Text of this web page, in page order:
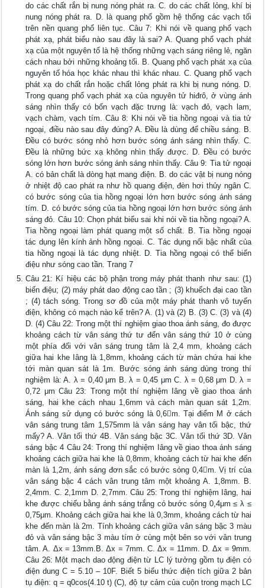
do các chất rắn bị nung nóng phát ra. C. do các chất lỏng, khí bị
nung nóng phát ra. D. là quang phổ gồm hệ thống các vạch tối
trên nền quang phổ liên tục. Câu 7: Khi nói về quang phổ vạch
phát xạ, phát biểu nào sau đây là sai? A. Quang phổ vạch phát
xạ của một nguyên tố là hệ thống những vạch sáng riêng lẻ, ngăn
cách nhau bởi những khoảng tối. B. Quang phổ vạch phát xạ của
nguyên tố hóa học khác nhau thì khác nhau. C. Quang phổ vạch
phát xạ do chất rắn hoặc chất lỏng phát ra khi bị nung nóng. D.
Trong quang phổ vạch phát xạ của nguyên tử hiđrô, ở vùng ánh
sáng nhìn thấy có bốn vạch đặc trưng là: vạch đỏ, vạch lam,
vạch chàm, vạch tím. Câu 8: Khi nói về tia hồng ngoại và tia tử
ngoại, điều nào sau đây đúng? A. Đều là dùng để chiều sáng. B.
Đều có bước sóng nhỏ hơn bước sóng ánh sáng nhìn thấy. C.
Đều là những bức xạ không nhìn thấy được. D. Đều có bước
sóng lớn hơn bước sóng ánh sáng nhìn thấy. Câu 9: Tia tử ngoại
A. có bản chất là dòng hạt mang điện. B. do các vật bị nung nóng
ở nhiệt độ cao phát ra như hồ quang điện, đèn hơi thủy ngân C.
có bước sóng của tia hồng ngoại lớn hơn bước sóng ánh sáng
tím. D. có bước sóng của tia hồng ngoại lớn hơn bước sóng ánh
sáng đỏ. Câu 10: Chọn phát biểu sai khi nói về tia hồng ngoại? A.
Tia hồng ngoại làm phát quang một số chất. B. Tia hồng ngoại
tác dụng lên kính ảnh hồng ngoại. C. Tác dụng nổi bậc nhất của
tia hồng ngoại là tác dụng nhiệt. D. Tia hồng ngoại có thể biến
điệu như sóng cao tần. Trang 7
Câu 21: Kí hiệu các bộ phận trong máy phát thanh như sau: (1)
biến điệu; (2) máy phát dao động cao tần ; (3) khuếch đại cao tần
; (4) tách sóng. Trong sơ đồ của một máy phát thanh vô tuyến
điện, không có mạch nào kể trên? A. (1) và (2) B. (3) C. (3) và (4)
D. (4) Câu 22: Trong một thí nghiệm giao thoa ánh sáng, đo được
khoảng cách từ vân sáng thứ tư đến vân sáng thứ 10 ở cùng
một phía đối với vân sáng trung tâm là 2,4 mm, khoảng cách
giữa hai khe Iâng là 1,8mm, khoảng cách từ màn chứa hai khe
tới màn quan sát là 1m. Bước sóng ánh sáng dùng trong thí
nghiệm là: A. λ = 0,40 μm B. λ = 0,45 μm C. λ = 0,68 μm D. λ =
0,72 μm Câu 23: Trong một thí nghiệm Iâng về giao thoa ánh
sáng, hai khe cách nhau 1,6mm và cách màn quan sát 1,2m.
Ánh sáng sử dụng có bước sóng là 0,6m. Tại điểm M ở cách
vân sáng trung tâm 1,575mm là vân sáng hay vân tối bậc, thứ
mấy? A. Vân tối thứ 4B. Vân sáng bậc 3C. Vân tối thứ 3D. Vân
sáng bậc 4 Câu 24: Trong thí nghiệm Iâng về giao thoa ánh sáng
khoảng cách giữa hai khe là 0,8mm, khoảng cách từ hai khe đến
màn là 1,2m, ánh sáng đơn sắc có bước sóng 0,4m. Vị trí của
vân sáng bậc 4 cách vân trung tâm một khoảng A. 1,8mm. B.
2,4mm. C. 2,1mm D. 2,7mm. Câu 25: Trong thí nghiệm Iâng, hai
khe được chiếu bằng ánh sáng trắng có bước sóng 0,4μm ≤ λ ≤
0,75μm. Khoảng cách giữa hai khe là 0,3mm, khoảng cách từ hai
khe đến màn là 2m. Tính khoảng cách giữa vân sáng bậc 3 màu
đỏ và vân sáng bậc 3 màu tím ở cùng một bên so với vân trung
tâm. A. Δx = 13mm.B. Δx = 7mm. C. Δx = 11mm. D. Δx = 9mm.
Câu 26: Một mạch dao động điện từ LC lý tưởng gồm tụ điện có
điện dung C = 5.10 – 10F. Biết 5 biểu thức điện tích giữa 2 bản
tụ điện: q = q0cos(4.10 t) (C), độ tự cảm của cuộn trong mạch LC